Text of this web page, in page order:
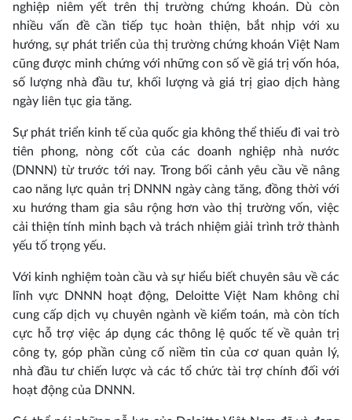
nghiệp niêm yết trên thị trường chứng khoán. Dù còn
nhiều vấn đề cần tiếp tục hoàn thiện, bắt nhịp với xu
hướng, sự phát triển của thị trường chứng khoán Việt Nam
cũng được minh chứng với những con số về giá trị vốn hóa,
số lượng nhà đầu tư, khối lượng và giá trị giao dịch hàng
ngày liên tục gia tăng.
Sự phát triển kinh tế của quốc gia không thể thiếu đi vai trò
tiên phong, nòng cốt của các doanh nghiệp nhà nước
(DNNN) từ trước tới nay. Trong bối cảnh yêu cầu về nâng
cao năng lực quản trị DNNN ngày càng tăng, đồng thời với
xu hướng tham gia sâu rộng hơn vào thị trường vốn, việc
cải thiện tính minh bạch và trách nhiệm giải trình trở thành
yếu tố trọng yếu.
Với kinh nghiệm toàn cầu và sự hiểu biết chuyên sâu về các
lĩnh vực DNNN hoạt động, Deloitte Việt Nam không chỉ
cung cấp dịch vụ chuyên ngành về kiểm toán, mà còn tích
cực hỗ trợ việc áp dụng các thông lệ quốc tế về quản trị
công ty, góp phần củng cố niềm tin của cơ quan quản lý,
nhà đầu tư chiến lược và các tổ chức tài trợ chính đối với
hoạt động của DNNN.